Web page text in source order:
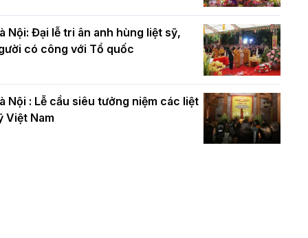
Nội: Đại lễ tri ân anh hùng liệt sỹ,
có công với Tổ quốc
Nội : Lễ cầu siêu tưởng niệm các liệt
Việt Nam